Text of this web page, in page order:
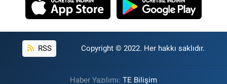
RSS Copyright © 2022. Her hakkı saklıdır.
Haber Yazılımı: TE Bilişim